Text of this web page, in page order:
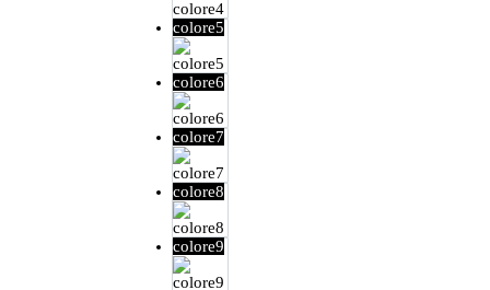
colore4
colore5
colore5
colore6
colore6
colore7
colore7
colore8
colore8
colore9